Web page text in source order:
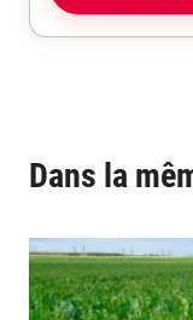
Dans la